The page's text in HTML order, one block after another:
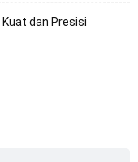
dan Presisi